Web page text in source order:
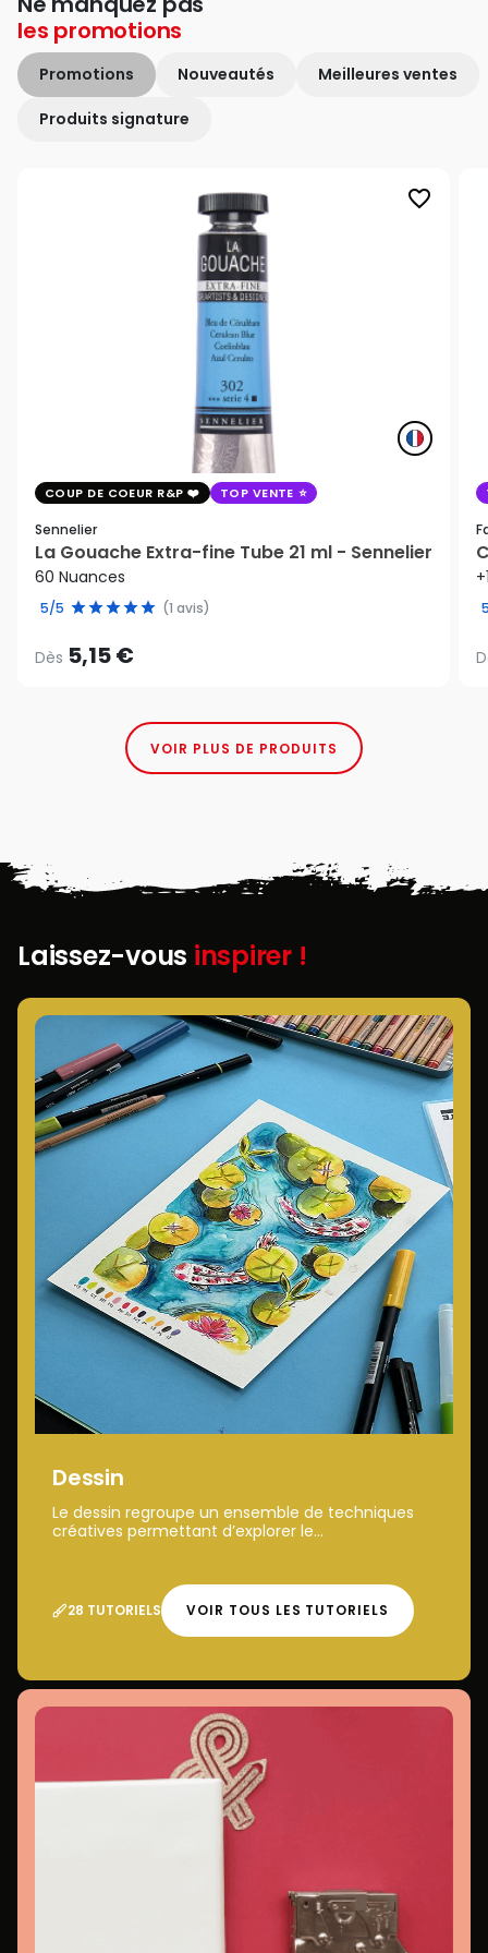
les promotions
Promotions Nouveautés Meilleures ventes
Produits signature
favorite_border
COUP DE COEUR R&P TOP VENTE
Sennelier
La Gouache Extra-fine Tube 21 ml - Sennelier
60 Nuances
5/5 (1 avis)
Dès 5,15 €
VOIR PLUS DE PRODUITS
Laissez-vous inspirer !
Dessin
Le dessin regroupe un ensemble de techniques
créatives permettant d’explorer le...
28 TUTORIELS VOIR TOUS LES TUTORIELS